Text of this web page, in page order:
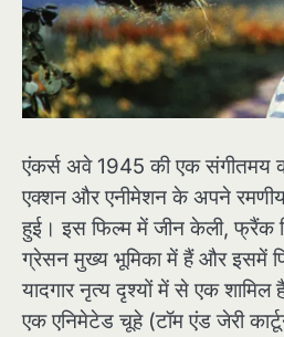
एंकर्स अवे 1945 की एक संगीतमय
एक्शन और एनीमेशन के अपने रमणीय
हुई। इस फिल्म में जीन केली, फ्रैंक
ग्रेसन मुख्य भूमिका में हैं और इसमें
यादगार नृत्य दृश्यों में से एक
एक एनिमेटेड चूहे (टॉम एंड जेरी